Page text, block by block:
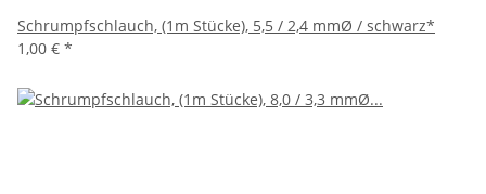
Schrumpfschlauch, (1m Stücke), 5,5 / 2,4 mmØ / schwarz*
1,00 € *